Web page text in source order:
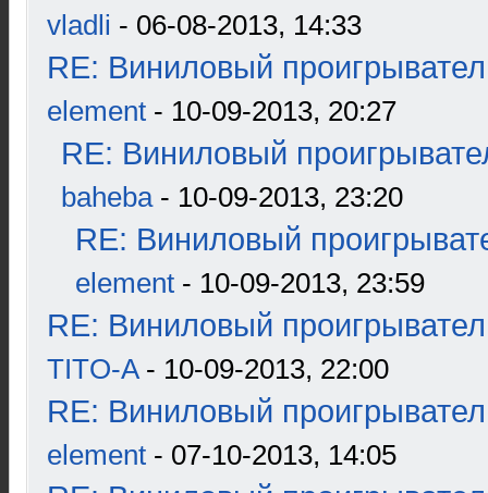
vladli - 06-08-2013, 14:33
RE: Виниловый
element - 10-09-2013, 20:27
RE: Виниловый
baheba- 10-09-2013, 23:20
RE: Виниловый
element - 10-09-2013, 23:59
RE: Виниловый
TITO-A- 10-09-2013, 22:00
RE: Виниловый
element - 07-10-2013, 14:05